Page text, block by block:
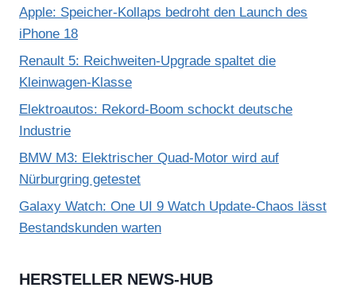
Apple: Speicher-Kollaps bedroht den Launch des
iPhone 18
Renault 5: Reichweiten-Upgrade spaltet die
Kleinwagen-Klasse
Elektroautos: Rekord-Boom schockt deutsche
Industrie
BMW M3: Elektrischer Quad-Motor wird auf
Nürburgring getestet
Galaxy Watch: One UI 9 Watch Update-Chaos lässt
Bestandskunden warten
HERSTELLER NEWS-HUB